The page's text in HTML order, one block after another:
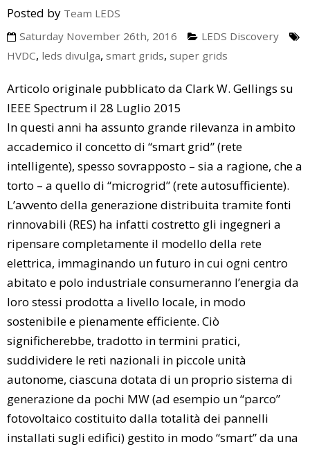
Posted by Team LEDS
Saturday November 26th, 2016
LEDS Discovery
HVDC, leds divulga, smart grids, super grids
Articolo originale pubblicato da Clark W. Gellings su
IEEE Spectrum il 28 Luglio 2015
In questi anni ha assunto grande rilevanza in ambito
accademico il concetto di “smart grid” (rete
intelligente), spesso sovrapposto – sia a ragione, che a
torto – a quello di “microgrid” (rete autosufficiente).
L’avvento della generazione distribuita tramite fonti
rinnovabili (RES) ha infatti costretto gli ingegneri a
ripensare completamente il modello della rete
elettrica, immaginando un futuro in cui ogni centro
abitato e polo industriale consumeranno l’energia da
loro stessi prodotta a livello locale, in modo
sostenibile e pienamente efficiente. Ciò
significherebbe, tradotto in termini pratici,
suddividere le reti nazionali in piccole unità
autonome, ciascuna dotata di un proprio sistema di
generazione da pochi MW (ad esempio un “parco”
fotovoltaico costituito dalla totalità dei pannelli
installati sugli edifici) gestito in modo “smart” da una